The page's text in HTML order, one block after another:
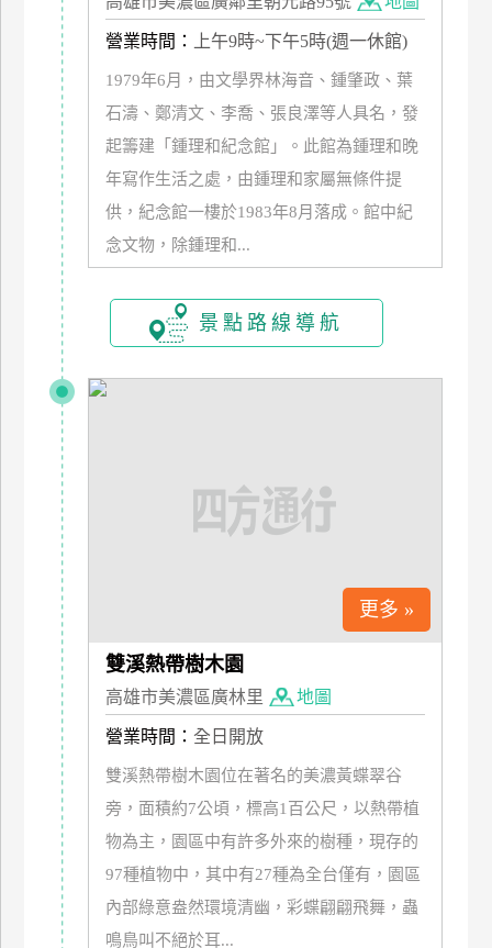
營業時間： 上午9時~下午5時(週一休館)
1979年6月，由文學界林海音、鍾肇政、葉
石濤、鄭清文、李喬、張良澤等人具名，發
起籌建「鍾理和紀念館」。此館為鍾理和晚
年寫作生活之處，由鍾理和家屬無條件提
供，紀念館一樓於1983年8月落成。館中紀
念文物，除鍾理和...
景點路線導航
更多 »
雙溪熱帶樹木園
高雄市美濃區廣林里 地圖
營業時間： 全日開放
雙溪熱帶樹木園位在著名的美濃黃蝶翠谷
旁，面積約7公頃，標高1百公尺，以熱帶植
物為主，園區中有許多外來的樹種，現存的
97種植物中，其中有27種為全台僅有，園區
內部綠意盎然環境清幽，彩蝶翩翩飛舞，蟲
鳴鳥叫不絕於耳...